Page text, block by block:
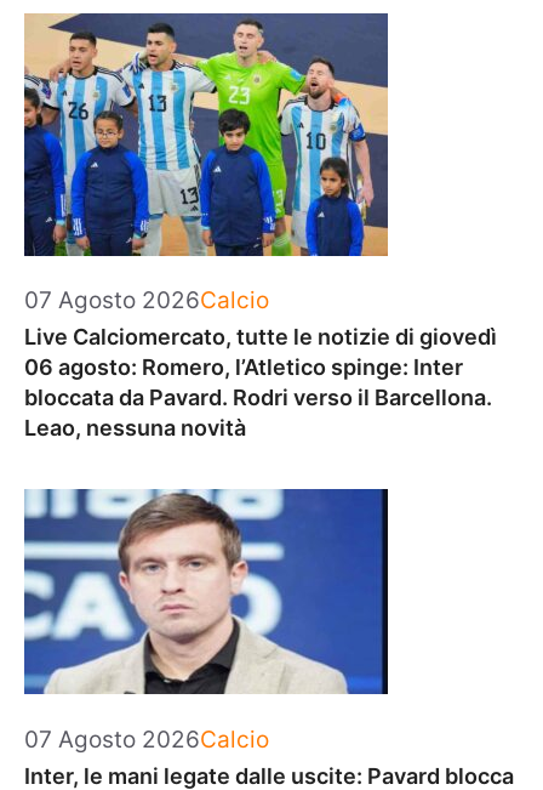
07 Agosto 2026Categorie
Calcio
Live Calciomercato, tutte le notizie di giovedì
06 agosto: Romero, l’Atletico spinge: Inter
bloccata da Pavard. Rodri verso il Barcellona.
Leao, nessuna novità
07 Agosto 2026Categorie
Calcio
Inter, le mani legate dalle uscite: Pavard blocca